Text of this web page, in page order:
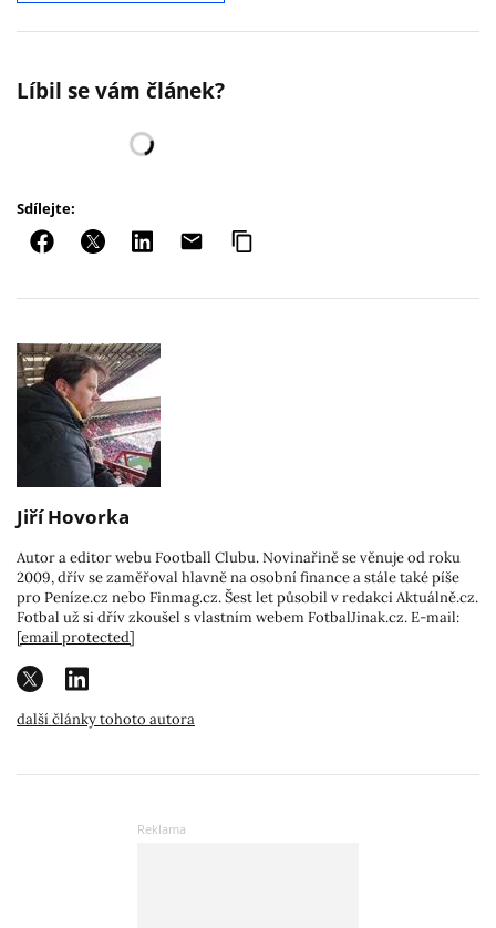
Líbil se vám článek?
Sdílejte:
Jiří Hovorka
Autor a editor webu Football Clubu. Novinařině se věnuje od roku
2009, dřív se zaměřoval hlavně na osobní finance a stále také píše
pro Peníze.cz nebo Finmag.cz. Šest let působil v redakci Aktuálně.cz.
Fotbal už si dřív zkoušel s vlastním webem FotbalJinak.cz. E-mail:
[email protected]
další články tohoto autora